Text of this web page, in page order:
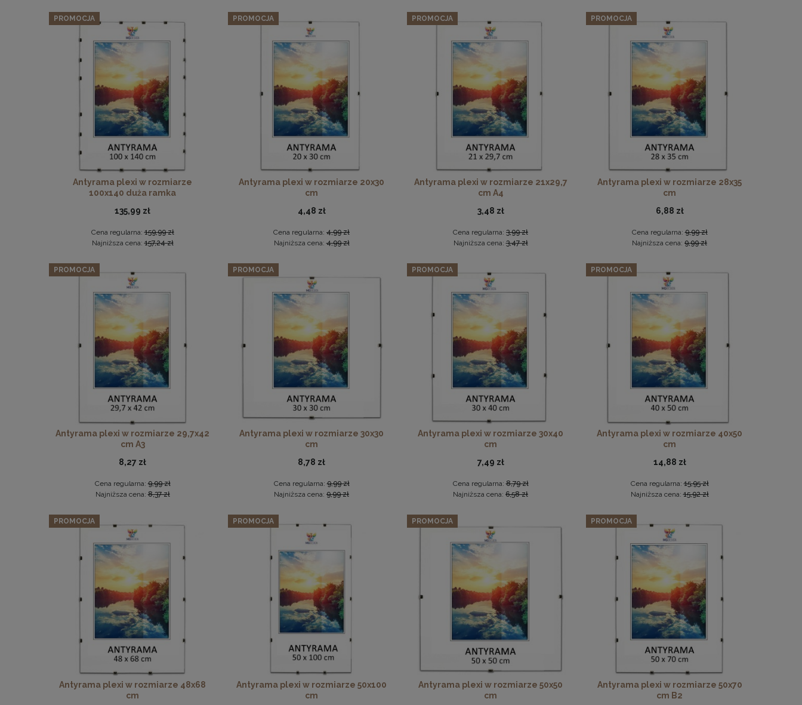
Płyta HDF w rozmiarze 50x50 cm
Antyrama plexi w rozmiarze 70x100 cm
Ramka na zdjęcia 20x30 cm, drewniana w kolorze brązowym
225,62 zł
Zestaw 3 szt. ramek na zdjęcia 35 x 50 cm brązowych, z naturalnego drewna
Cena regularna:
Zestaw 5 szt. ramek na zdjęcia 25 x 35 cm czarnych, z naturalnego drewna
DO KOSZYKA
Antyrama plexi w rozmiarze
100x140 duża ramka
135,99 zł
Cena regularna:159,99 zł
Najniższa cena:157,24 zł
PROMOCJA
Antyrama plexi w rozmiarze 20x30
cm
4,48 zł
Cena regularna: 4,99 zł
Najniższa cena:4,99 zł
PROMOCJA
Antyrama plexi w rozmiarze 21x29,7
cm A4
3,48 zł
Cena regularna: 3,99 zł
Najniższa cena:3,47 zł
PROMOCJA
Antyrama plexi w rozmiarze 28x35
cm
6,88 zł
Cena regularna:9,99 zł
Najniższa cena: 9,99 zł
PROMOCJA
Antyrama plexi w rozmiarze 29,7x42
cm A3
8,27 zł
Cena regularna:9,99 zł
Najniższa cena:8,37 zł
PROMOCJA
Antyrama plexi w rozmiarze 30x30
cm
8,78 zł
Cena regularna:9,99 zł
Najniższa cena: 9,99 zł
PROMOCJA
Antyrama plexi w rozmiarze 30x40
cm
7,49 zł
Cena regularna:8,79 zł
Najniższa cena: 6,58 zł
PROMOCJA
Antyrama plexi w rozmiarze 40x50
cm
14,88 zł
Cena regularna:15,95 zł
Najniższa cena:15,92 zł
PROMOCJA
Antyrama plexi w rozmiarze 48x68
cm
PROMOCJA
Antyrama plexi w rozmiarze 50x100
cm
PROMOCJA
Antyrama plexi w rozmiarze 50x50
cm
PROMOCJA
Antyrama plexi w rozmiarze 50x70
cm B2
PROMOCJA